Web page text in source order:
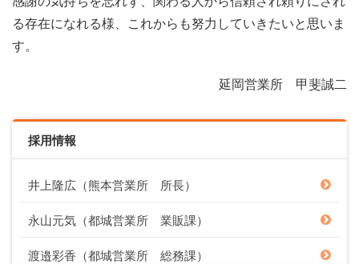
る存在になれる様、これからも努力していきたいと思いま
す。
延岡営業所 甲斐誠二
採用情報
井上隆広（熊本営業所 所長）
永山元気（都城営業所 業販課）
渡邉彩香（都城営業所 総務課）